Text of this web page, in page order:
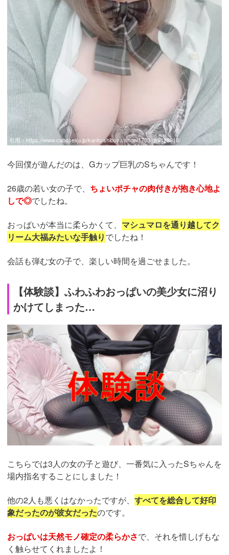
引用： https://www.cabaseku.jp/kanto/shibuya/shop/1703/girl/128918/
今回僕が遊んだのは、Gカップ巨乳のSちゃんです！
26歳の若い女の子で、 ちょいポチャの肉付きが抱き心地よ
しで◎でしたね。
おっぱいが本当に柔らかくて、 マシュマロを通り越してク
リーム大福みたいな手触りでしたね！
会話も弾む女の子で、楽しい時間を過ごせました。
【体験談】ふわふわおっぱいの美少女に沼り
かけてしまった…
こちらでは3人の女の子と遊び、一番気に入ったSちゃんを
場内指名することにしました！
他の2人も悪くはなかったですが、 すべてを総合して好印
象だったのが彼女だったのです。
おっぱいは天然モノ確定の柔らかさで、それを惜しげもな
く触らせてくれましたよ！